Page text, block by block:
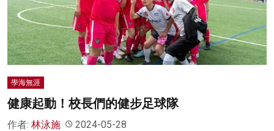
學海無涯
健康起動！校長們的健步足球隊
作者: 林泳施 2024-05-28